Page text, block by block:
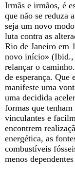
Irmãs e irmãos, é
que não se reduza
seja um novo
luta contra as
Rio de Janeiro em
novo início» (Ibid.,
relançar o
de esperança. Que
manifeste uma
uma decidida
formas que
vinculantes e
encontrem
energética, as
combustíveis
menos